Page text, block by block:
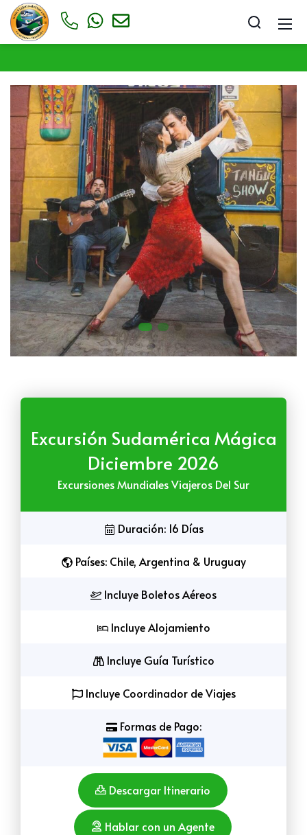
Excursión Sudamérica Mágica
Diciembre 2026
Excursiones Mundiales Viajeros Del Sur
Duración: 16 Días
Países: Chile, Argentina & Uruguay
Incluye Boletos Aéreos
Incluye Alojamiento
Incluye Guía Turístico
Incluye Coordinador de Viajes
Formas de Pago:
Descargar Itinerario
Hablar con un Agente